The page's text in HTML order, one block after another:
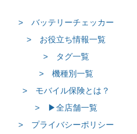
> バッテリーチェッカー
> お役立ち情報一覧
> タグ一覧
> 機種別一覧
> モバイル保険とは？
> ▶全店舗一覧
> プライバシーポリシー